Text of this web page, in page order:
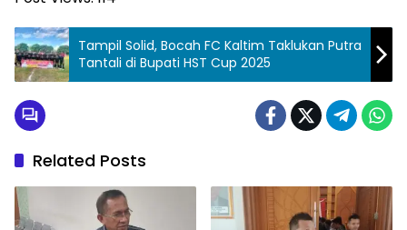
Tampil Solid, Bocah FC Kaltim Taklukan Putra
Tantali di Bupati HST Cup 2025
Related Posts